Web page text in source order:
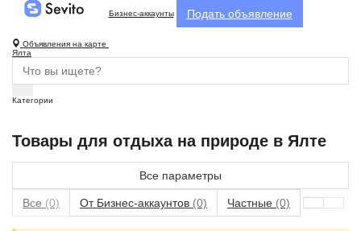
Бизнес-аккаунты Подать объявление
Объявления на карте
Ялта
Категории
Товары для отдыха на природе в Ялте
Все параметры
Все (0) От Бизнес-аккаунтов (0) Частные (0)